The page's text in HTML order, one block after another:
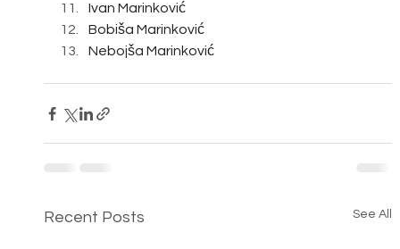
Ivan Marinković
Bobiša Marinković
Nebojša Marinković
Recent Posts See All